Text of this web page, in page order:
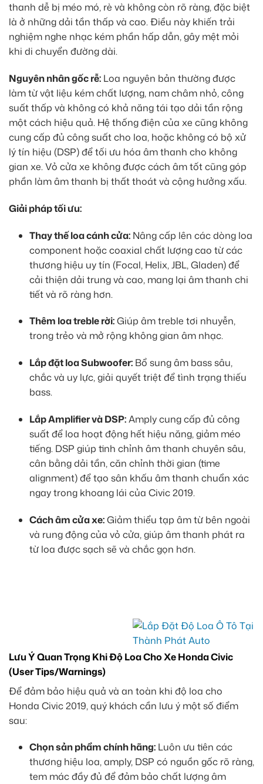
thanh dễ bị méo mó, rè và không còn rõ ràng, đặc biệt
là ở những dải tần thấp và cao. Điều này khiến trải
nghiệm nghe nhạc kém phần hấp dẫn, gây mệt mỏi
khi di chuyển đường dài.
Nguyên nhân gốc rễ: Loa nguyên bản thường được
làm từ vật liệu kém chất lượng, nam châm nhỏ, công
suất thấp và không có khả năng tái tạo dải tần rộng
một cách hiệu quả. Hệ thống điện của xe cũng không
cung cấp đủ công suất cho loa, hoặc không có bộ xử
lý tín hiệu (DSP) để tối ưu hóa âm thanh cho không
gian xe. Vỏ cửa xe không được cách âm tốt cũng góp
phần làm âm thanh bị thất thoát và cộng hưởng xấu.
Giải pháp tối ưu:
Thay thế loa cánh cửa: Nâng cấp lên các dòng loa
component hoặc coaxial chất lượng cao từ các
thương hiệu uy tín (Focal, Helix, JBL, Gladen) để
cải thiện dải trung và cao, mang lại âm thanh chi
tiết và rõ ràng hơn.
Thêm loa treble rời:Giúp âm treble tơi nhuyễn,
trong trẻo và mở rộng không gian âm nhạc.
Lắp đặt loa Subwoofer: Bổ sung âm bass sâu,
chắc và uy lực, giải quyết triệt để tình trạng thiếu
bass.
Lắp Amplifier và DSP:Amply cung cấp đủ công
suất để loa hoạt động hết hiệu năng, giảm méo
tiếng. DSP giúp tinh chỉnh âm thanh chuyên sâu,
cân bằng dải tần, căn chỉnh thời gian (time
alignment) để tạo sân khấu âm thanh chuẩn xác
ngay trong khoang lái của Civic 2019.
Cách âm cửa xe:Giảm thiểu tạp âm từ bên ngoài
và rung động của vỏ cửa, giúp âm thanh phát ra
từ loa được sạch sẽ và chắc gọn hơn.
Lưu Ý Quan Trọng Khi Độ Loa Cho Xe Honda Civic
(User Tips/Warnings)
Để đảm bảo hiệu quả và an toàn khi độ loa cho
Honda Civic 2019, quý khách cần lưu ý một số điểm
sau:
Chọn sản phẩm chính hãng: Luôn ưu tiên các
thương hiệu loa, amply, DSP có nguồn gốc rõ ràng,
tem mác đầy đủ để đảm bảo chất lượng âm